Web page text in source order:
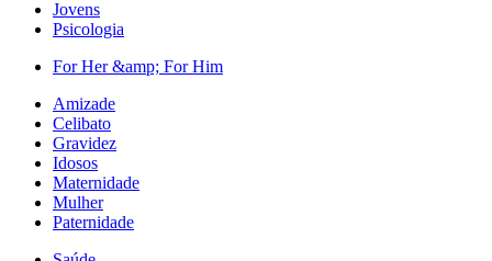
Jovens
Psicologia
For Her &amp; For Him
Amizade
Celibato
Gravidez
Idosos
Maternidade
Mulher
Paternidade